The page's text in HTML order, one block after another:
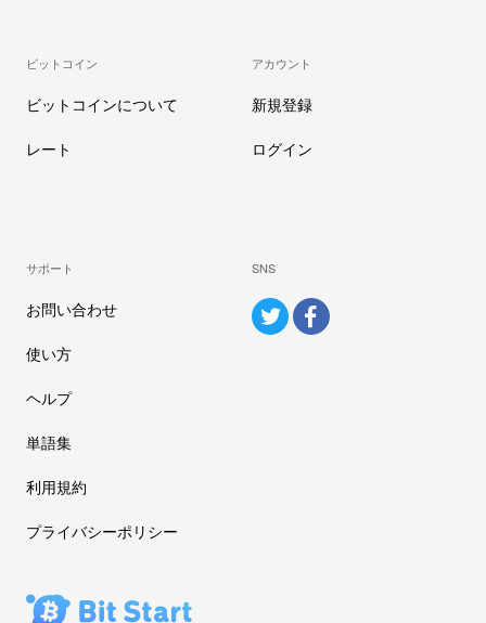
ビットコイン
ビットコインについて
レート
アカウント
新規登録
ログイン
サポート
お問い合わせ
使い方
ヘルプ
単語集
利用規約
プライバシーポリシー
SNS